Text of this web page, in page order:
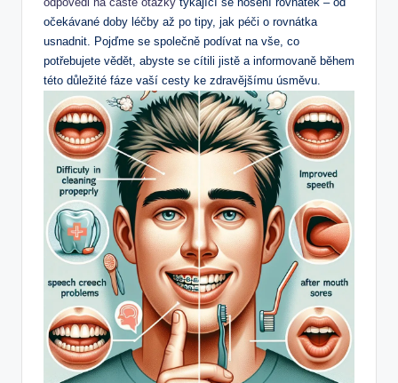
očekávané doby léčby až po tipy, jak péči o rovnátka
usnadnit. Pojďme se společně podívat na vše, co
potřebujete vědět, abyste se cítili jistě a informovaně během
této důležité fáze vaší cesty ke zdravějšímu úsměvu.